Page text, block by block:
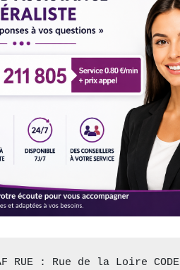
RUE : Rue de la Loire CODE